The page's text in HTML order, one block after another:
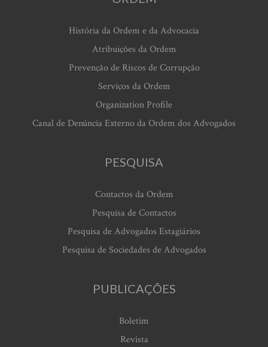
História da Ordem e da Advocacia
Atribuições da Ordem
Prevenção de Riscos de Corrupção
Serviços da Ordem
Organization Profile
Canal de Denúncia Externo da Ordem dos Advogados
PESQUISA
Contactos da Ordem
Pesquisa de Contactos
Pesquisa de Advogados Estagiários
Pesquisa de Sociedades de Advogados
PUBLICAÇÕES
Boletim
Revista